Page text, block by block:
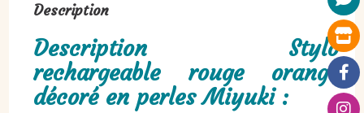
Description
Description Stylo
rechargeable rouge orangé
décoré en perles Miyuki :